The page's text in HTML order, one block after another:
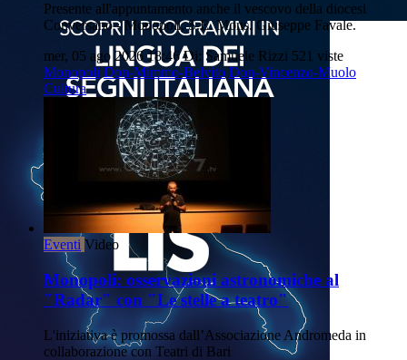
Presente all'appuntamento anche il vescovo della diocesi
Conversano - Monopoli, S.E. Mons. Giuseppe Favale.
mer, 05 ago 2026 18:46 Di: Samuele Rizzi 521 viste
Monopoli Don-Mimmo-Belvito Don-Vincenzo-Muolo
Cultura
Eventi Video
Monopoli: osservazioni astronomiche al
"Radar" con "Le stelle a teatro"
L'iniziativa è promossa dall’Associazione Andromeda in
collaborazione con Teatri di Bari